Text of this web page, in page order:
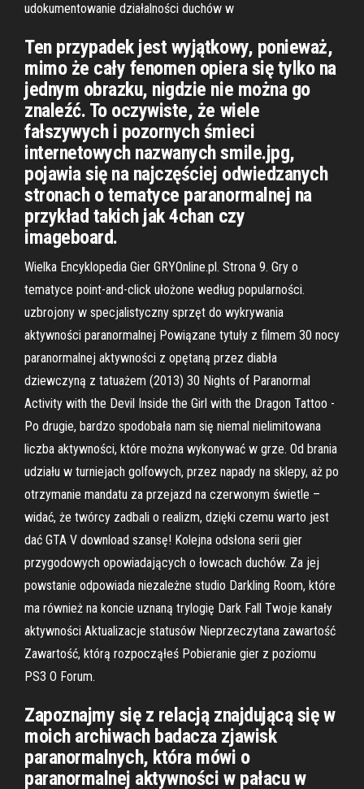
udokumentowanie działalności duchów w
Ten przypadek jest wyjątkowy, ponieważ,
mimo że cały fenomen opiera się tylko na
jednym obrazku, nigdzie nie można go
znaleźć. To oczywiste, że wiele
fałszywych i pozornych śmieci
internetowych nazwanych smile.jpg,
pojawia się na najczęściej odwiedzanych
stronach o tematyce paranormalnej na
przykład takich jak 4chan czy
imageboard.
Wielka Encyklopedia Gier GRYOnline.pl. Strona 9. Gry o
tematyce point-and-click ułożone według popularności.
uzbrojony w specjalistyczny sprzęt do wykrywania
aktywności paranormalnej Powiązane tytuły z filmem 30 nocy
paranormalnej aktywności z opętaną przez diabła
dziewczyną z tatuażem (2013) 30 Nights of Paranormal
Activity with the Devil Inside the Girl with the Dragon Tattoo -
Po drugie, bardzo spodobała nam się niemal nielimitowana
liczba aktywności, które można wykonywać w grze. Od brania
udziału w turniejach golfowych, przez napady na sklepy, aż po
otrzymanie mandatu za przejazd na czerwonym świetle –
widać, że twórcy zadbali o realizm, dzięki czemu warto jest
dać GTA V download szansę! Kolejna odsłona serii gier
przygodowych opowiadających o łowcach duchów. Za jej
powstanie odpowiada niezależne studio Darkling Room, które
ma również na koncie uznaną trylogię Dark Fall Twoje kanały
aktywności Aktualizacje statusów Nieprzeczytana zawartość
Zawartość, którą rozpocząłeś Pobieranie gier z poziomu
PS3 O Forum.
Zapoznajmy się z relacją znajdującą się w
moich archiwach badacza zjawisk
paranormalnych, która mówi o
paranormalnej aktywności w pałacu w